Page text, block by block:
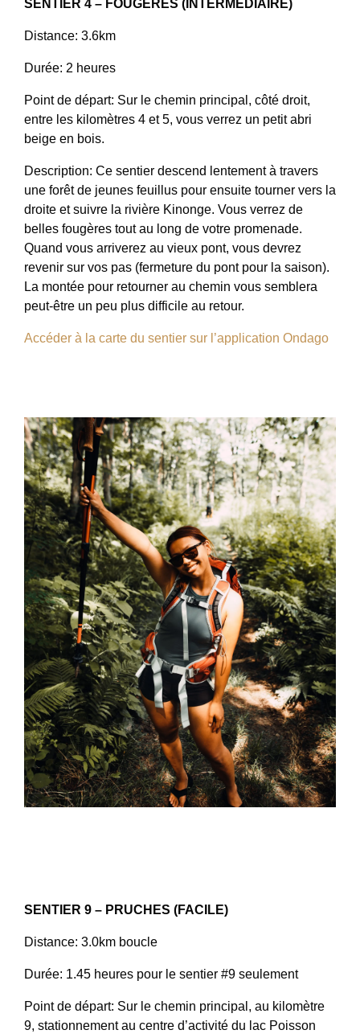
SENTIER 4 – FOUGÈRES (INTERMÉDIAIRE)
Distance: 3.6km
Durée: 2 heures
Point de départ: Sur le chemin principal, côté droit,
entre les kilomètres 4 et 5, vous verrez un petit abri
beige en bois.
Description: Ce sentier descend lentement à travers
une forêt de jeunes feuillus pour ensuite tourner vers la
droite et suivre la rivière Kinonge. Vous verrez de
belles fougères tout au long de votre promenade.
Quand vous arriverez au vieux pont, vous devrez
revenir sur vos pas (fermeture du pont pour la saison).
La montée pour retourner au chemin vous semblera
peut-être un peu plus difficile au retour.
Accéder à la carte du sentier sur l’application Ondago
SENTIER 9 – PRUCHES (FACILE)
Distance: 3.0km boucle
Durée: 1.45 heures pour le sentier #9 seulement
Point de départ: Sur le chemin principal, au kilomètre
9, stationnement au centre d’activité du lac Poisson